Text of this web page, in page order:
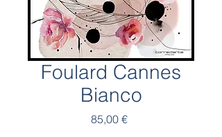
Foulard Cannes
Bianco
85,00 €Prezzo